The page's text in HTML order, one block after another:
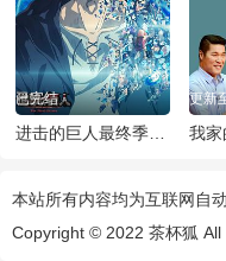
已完结 更新
我
本站所有内容均为互联网自
Copyright © 2022 茶杯狐 All